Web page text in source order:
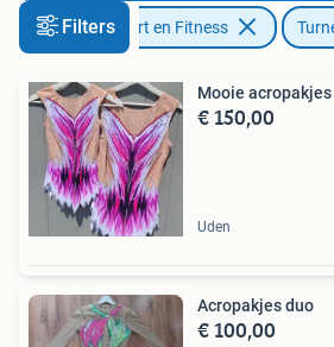
FiltersSport en Fitness
Mooie
€ 150,00
Uden
Acropakjes duo
€ 100,00